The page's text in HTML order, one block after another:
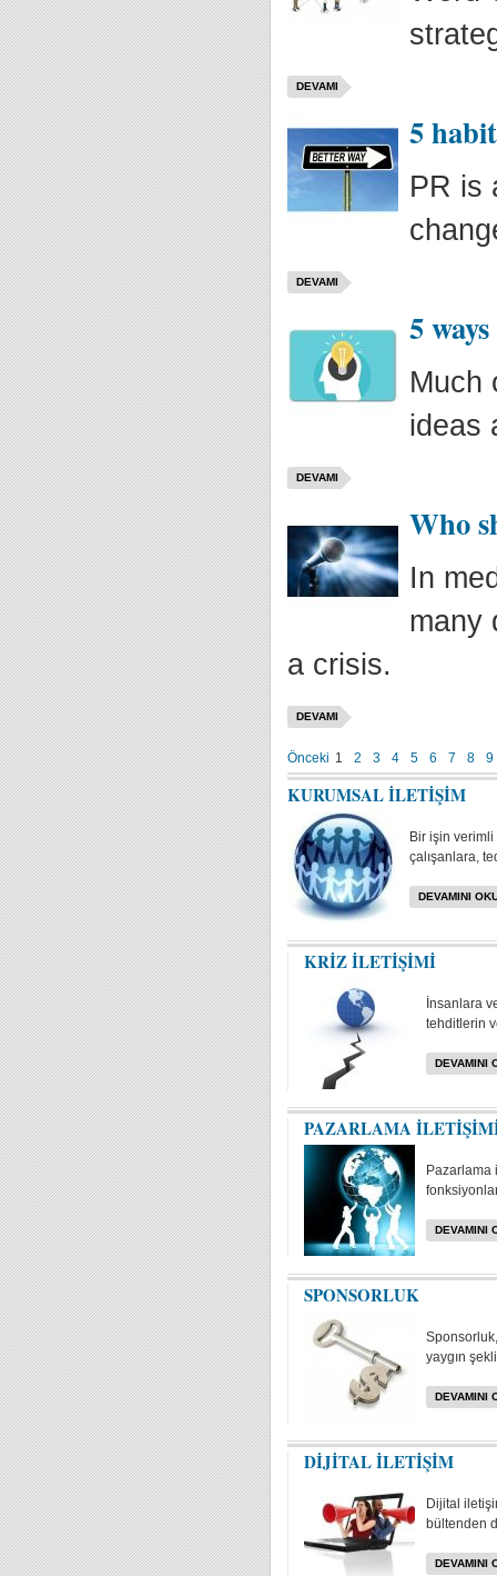
DEVAMI
5
PR is
DEVAMI
5
Much
ideas
DEVAMI
Who
In
many
a crisis.
DEVAMI
Önceki 1 2 3 4 5 6 7 8 9
KURUMSAL İLETİŞİM
Bir işin
çalışanlara,
DEVAMINI
KRİZ İLETİŞİMİ
İnsanlara
tehditlerin
DEVAMINI
PAZARLAMA
Pazarlama
DEVAMINI
SPONSORLUK
yaygın
DEVAMINI
DİJİTAL İLETİŞİM
Dijital
bültenden
DEVAMINI